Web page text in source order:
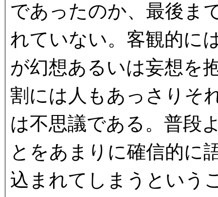
であったのか、最後ま
れていない。客観的に
が幻想あるいは妄想を
割には人もあっさりそ
は不思議である。普段
とをあまりに確信的に
込まれてしまうという